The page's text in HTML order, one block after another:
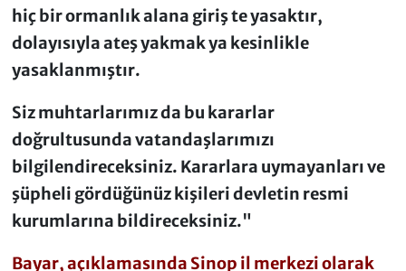
hiç bir ormanlık alana giriş te yasaktır,
dolayısıyla ateş yakmak ya kesinlikle
yasaklanmıştır.
Siz muhtarlarımız da bu kararlar
doğrultusunda vatandaşlarımızı
bilgilendireceksiniz. Kararlara uymayanları ve
şüpheli gördüğünüz kişileri devletin resmi
kurumlarına bildireceksiniz."
Bayar, açıklamasında Sinop il merkezi olarak